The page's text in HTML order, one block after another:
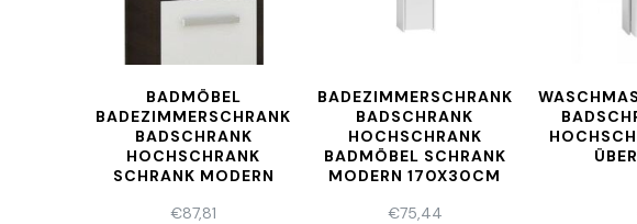
BADMÖBEL
BADEZIMMERSCHRANK
BADSCHRANK
HOCHSCHRANK
SCHRANK MODERN
€87,81
BADEZIMMERSCHRANK
BADSCHRANK
HOCHSCHRANK
BADMÖBEL SCHRANK
MODERN 170X30CM
€75,44